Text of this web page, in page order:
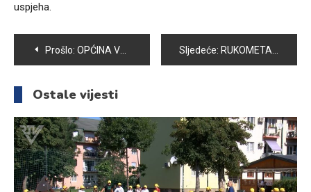
uspjeha.
Navigacija
članaka
Prošlo: OPĆINA VOGOŠĆA : U ŠKOLSKOJ/AKADEMSKOJ 2017./2018. DODJELIĆE SE 183 STIPENDIJE Sljedeće: RUKOMETAŠI VOGOŠĆE SLAVILI PROTIV NEUGODNE DERVENTE REZULTATOM 26:23
Ostale vijesti